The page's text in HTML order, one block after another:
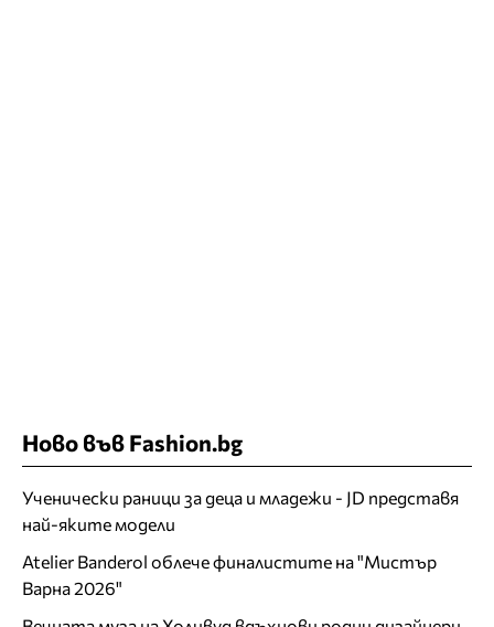
Ново във Fashion.bg
Ученически раници за деца и младежи - JD представя
най-яките модели
Atelier Banderol облече финалистите на "Мистър
Варна 2026"